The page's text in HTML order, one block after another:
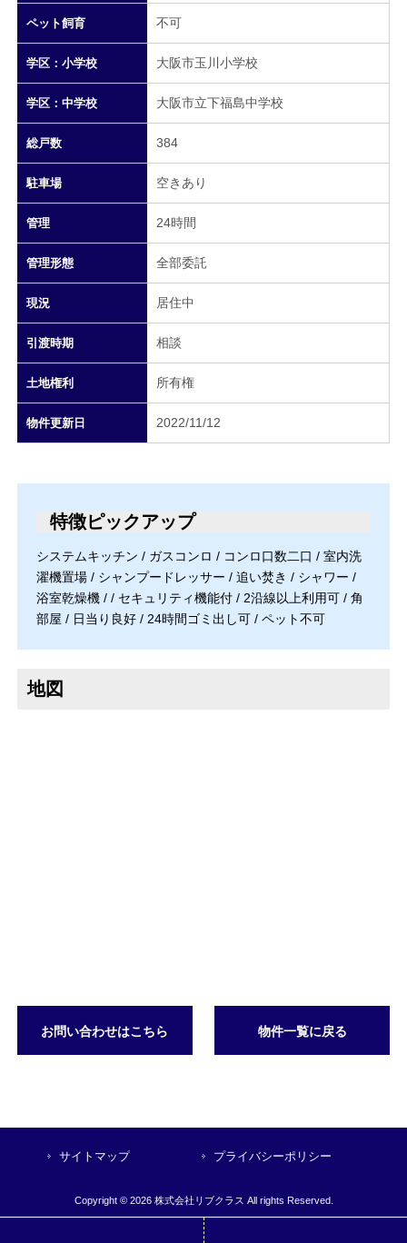
ペット飼育 不可
学区：小学校 大阪市玉川小学校
学区：中学校 大阪市立下福島中学校
総戸数 384
駐車場 空きあり
管理 24時間
管理形態 全部委託
現況 居住中
引渡時期 相談
土地権利 所有権
物件更新日 2022/11/12
特徴ピックアップ
システムキッチン / ガスコンロ / コンロ口数二口 / 室内洗
濯機置場 / シャンプードレッサー / 追い焚き / シャワー /
浴室乾燥機 / / セキュリティ機能付 / 2沿線以上利用可 / 角
部屋 / 日当り良好 / 24時間ゴミ出し可 / ペット不可
地図
お問い合わせはこちら 物件一覧に戻る
サイトマップ プライバシーポリシー
Copyright © 2026 株式会社リブクラス All rights Reserved.